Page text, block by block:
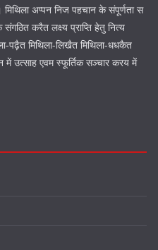
अप्पन निज पहचान के संपूर्णता स
करैत लक्ष्य प्राप्ति हेतु नित्य
पढ़ैत मिथिला-लिखैत मिथिला-धधकैत
में उत्साह एवम स्फूर्तिक सञ्चार करय में